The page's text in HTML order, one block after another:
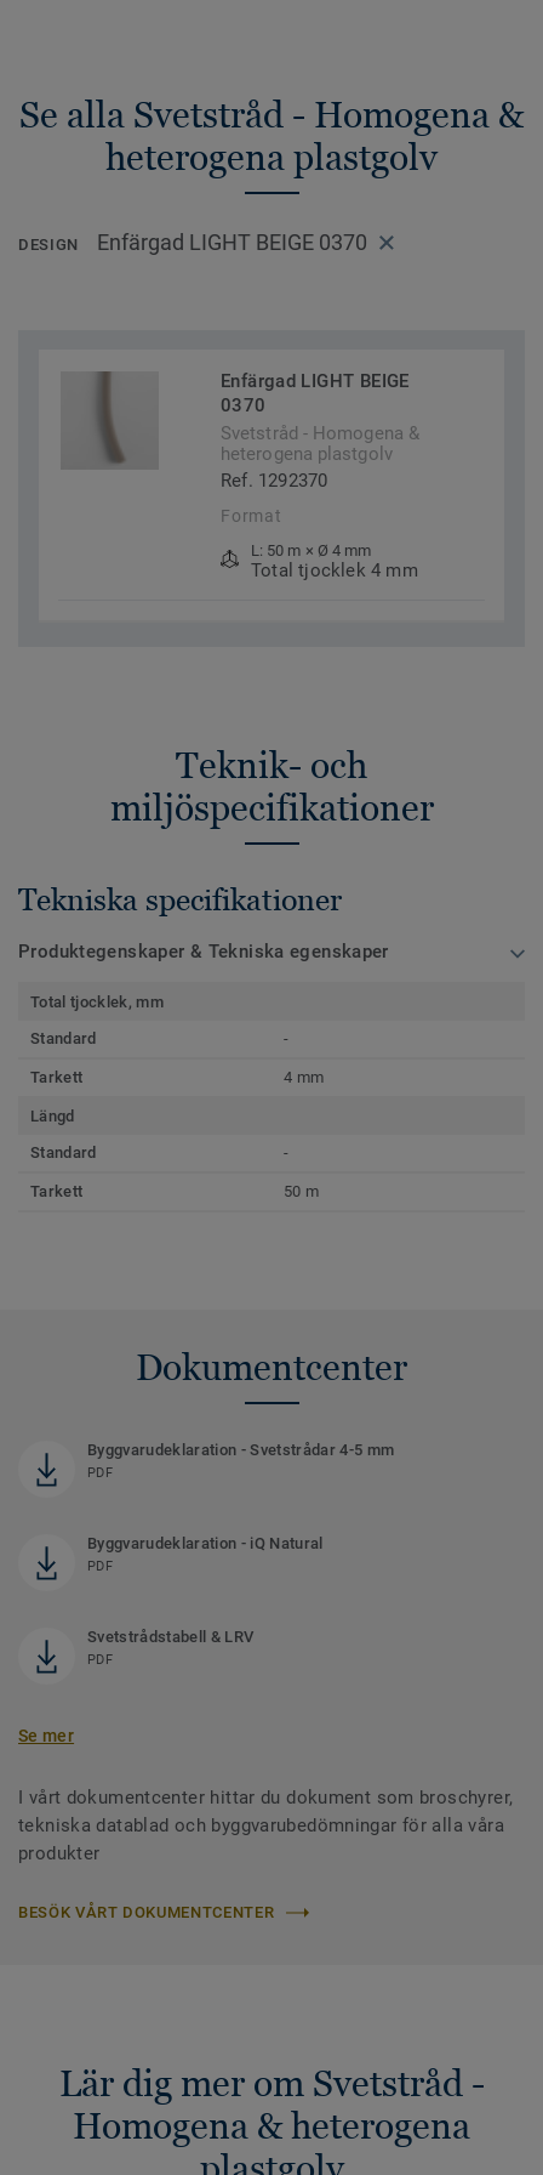
Se alla Svetstråd - Homogena &
heterogena plastgolv
DESIGN Enfärgad LIGHT BEIGE 0370
Enfärgad LIGHT BEIGE
0370
Svetstråd - Homogena &
heterogena plastgolv
Ref. 1292370
Format
L: 50 m × Ø 4 mm
Total tjocklek 4 mm
Teknik- och
miljöspecifikationer
Tekniska specifikationer
Produktegenskaper & Tekniska egenskaper
Total tjocklek, mm
Standard
-
Tarkett 4 mm
Längd
Standard
-
Tarkett 50 m
Dokumentcenter
Byggvarudeklaration - Svetstrådar 4-5 mm
PDF
Byggvarudeklaration - iQ Natural
PDF
Svetstrådstabell & LRV
PDF
Se mer
I vårt dokumentcenter hittar du dokument som broschyrer,
tekniska datablad och byggvarubedömningar för alla våra
produkter
BESÖK VÅRT DOKUMENTCENTER
Lär dig mer om Svetstråd -
Homogena & heterogena